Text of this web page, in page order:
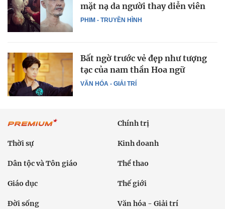
PHIM - TRUYỀN HÌNH
mặt nạ da người thay diễn viên
VĂN HÓA - GIẢI TRÍ
Bất ngờ trước vẻ đẹp như tượng
tạc của nam thần Hoa ngữ
Chính trị
Thời sự Kinh doanh
Dân tộc và Tôn giáo Thể thao
Giáo dục Thế giới
Đời sống Văn hóa - Giải trí